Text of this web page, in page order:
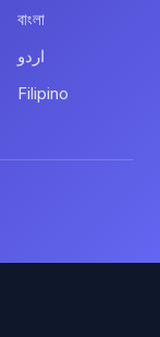
বাংলা
اردو
Filipino